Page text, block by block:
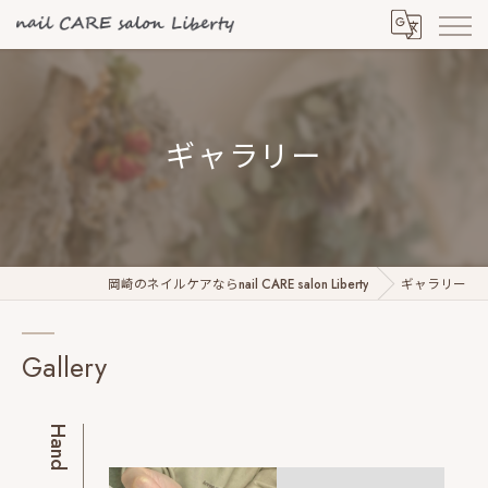
ギャラリー
岡崎のネイルケアならnail CARE salon Liberty ギャラリー
Gallery
Hand